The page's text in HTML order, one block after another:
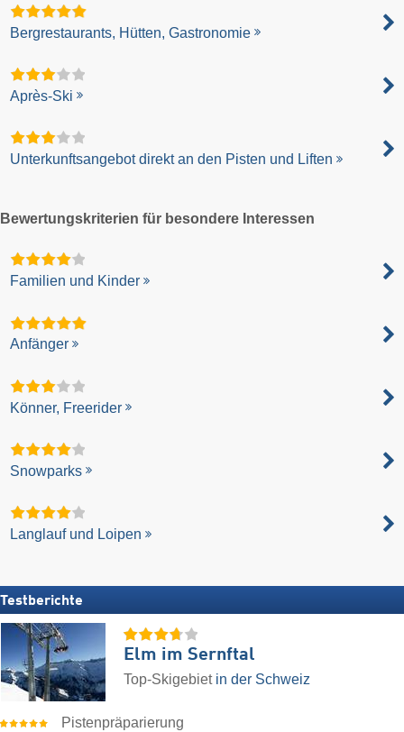
Bergrestaurants, Hütten, Gastronomie
Après-Ski
Unterkunftsangebot direkt an den Pisten und Liften
Bewertungskriterien für besondere Interessen
Familien und Kinder
Anfänger
Könner, Freerider
Snowparks
Langlauf und Loipen
Testberichte
Elm im Sernftal
Top-Skigebiet in der Schweiz
Pistenpräparierung